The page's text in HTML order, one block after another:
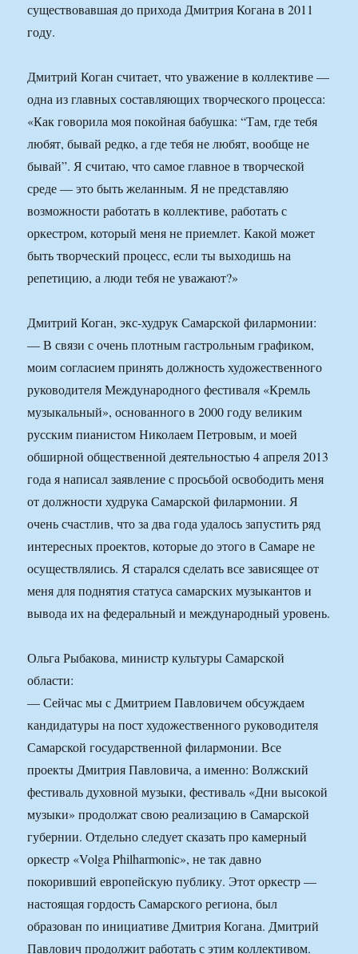
существовавшая до прихода Дмитрия Когана в 2011
году.
Дмитрий Коган считает, что уважение в коллективе —
одна из главных составляющих творческого процесса:
«Как говорила моя покойная бабушка: “Там, где тебя
любят, бывай редко, а где тебя не любят, вообще не
бывай”. Я считаю, что самое главное в творческой
среде — это быть желанным. Я не представляю
возможности работать в коллективе, работать с
оркестром, который меня не приемлет. Какой может
быть творческий процесс, если ты выходишь на
репетицию, а люди тебя не уважают?»
Дмитрий Коган, экс-худрук Самарской филармонии:
— В связи с очень плотным гастрольным графиком,
моим согласием принять должность художественного
руководителя Международного фестиваля «Кремль
музыкальный», основанного в 2000 году великим
русским пианистом Николаем Петровым, и моей
обширной общественной деятельностью 4 апреля 2013
года я написал заявление с просьбой освободить меня
от должности худрука Самарской филармонии. Я
очень счастлив, что за два года удалось запустить ряд
интересных проектов, которые до этого в Самаре не
осуществлялись. Я старался сделать все зависящее от
меня для поднятия статуса самарских музыкантов и
вывода их на федеральный и международный уровень.
Ольга Рыбакова, министр культуры Самарской
области:
— Сейчас мы с Дмитрием Павловичем обсуждаем
кандидатуры на пост художественного руководителя
Самарской государственной филармонии. Все
проекты Дмитрия Павловича, а именно: Волжский
фестиваль духовной музыки, фестиваль «Дни высокой
музыки» продолжат свою реализацию в Самарской
губернии. Отдельно следует сказать про камерный
оркестр «Volga Philharmonic», не так давно
покоривший европейскую публику. Этот оркестр —
настоящая гордость Самарского региона, был
образован по инициативе Дмитрия Когана. Дмитрий
Павлович продолжит работать с этим коллективом.